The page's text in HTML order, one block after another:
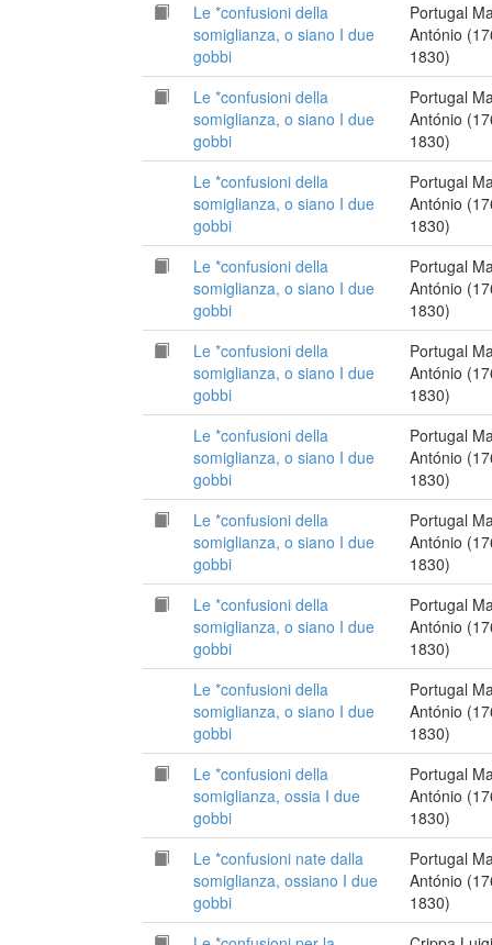
Le *confusioni della
somiglianza, o siano I due
gobbi
Portugal
António
1830)
Le *confusioni della
somiglianza, o siano I due
gobbi
Portugal
António
1830)
Le *confusioni della
somiglianza, o siano I due
gobbi
Portugal
António
1830)
Le *confusioni della
somiglianza, o siano I due
gobbi
Portugal
António
1830)
Le *confusioni della
somiglianza, o siano I due
gobbi
Portugal
António
1830)
Le *confusioni della
somiglianza, o siano I due
gobbi
Portugal
António
1830)
Le *confusioni della
somiglianza, o siano I due
gobbi
Portugal
António
1830)
Le *confusioni della
somiglianza, o siano I due
gobbi
Portugal
António
1830)
Le *confusioni della
somiglianza, o siano I due
gobbi
Portugal
António
1830)
Le *confusioni della
somiglianza, ossia I due
gobbi
Portugal
António
1830)
Le *confusioni nate dalla
somiglianza, ossiano I due
gobbi
Portugal
António
1830)